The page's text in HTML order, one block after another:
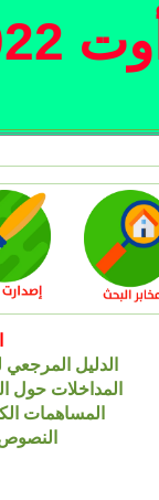
الدليل المرجعي
المداخلات حول
المساهمات
النصوص